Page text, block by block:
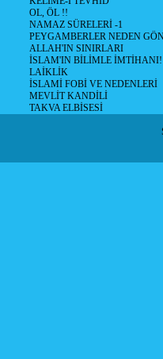
OL, ÖL !!
NAMAZ SÜRELERİ -1
PEYGAMBERLER NEDEN
ALLAH'IN SINIRLARI
İSLAM'IN BİLİMLE İMTİHANI!
LAİKLİK
İSLAMİ FOBİ VE NEDENLERİ
MEVLİT KANDİLİ
TAKVA ELBİSESİ